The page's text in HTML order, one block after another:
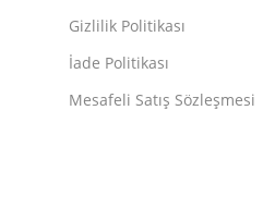
Gizlilik Politikası
İade Politikası
Mesafeli Satış Sözleşmesi